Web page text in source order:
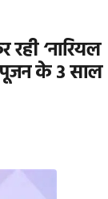
‘नारियल
के 3 साल